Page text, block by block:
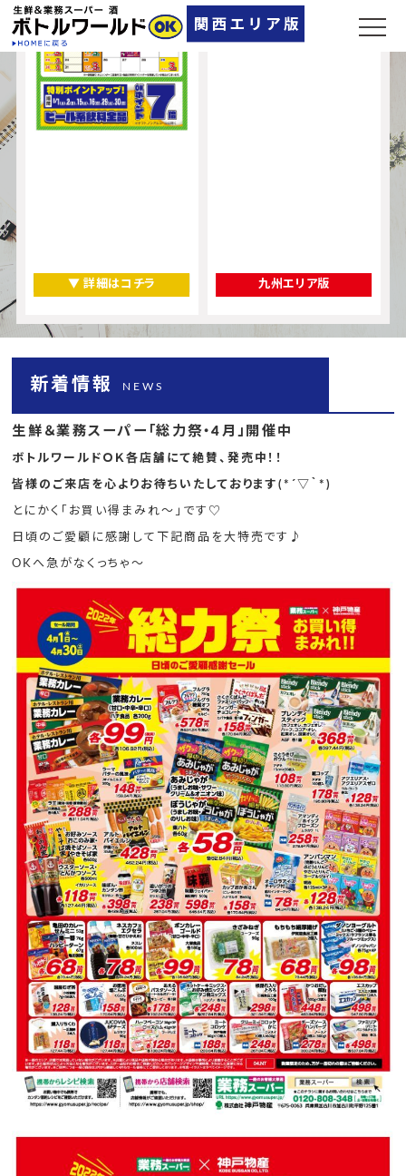
▼ 詳細はコチラ 九州エリア版
新着情報 NEWS
生鮮＆業務スーパー「総力祭・4月」開催中
ボトルワールドＯＫ各店舗にて 絶賛、発売中！！
皆様のご来店を心よりお待ちいたしております(*´▽｀*)
とにかく「お買い得まみれ～」です♡
日頃のご愛顧に感謝して下記商品を大特売です♪
OKへ急がなくっちゃ～